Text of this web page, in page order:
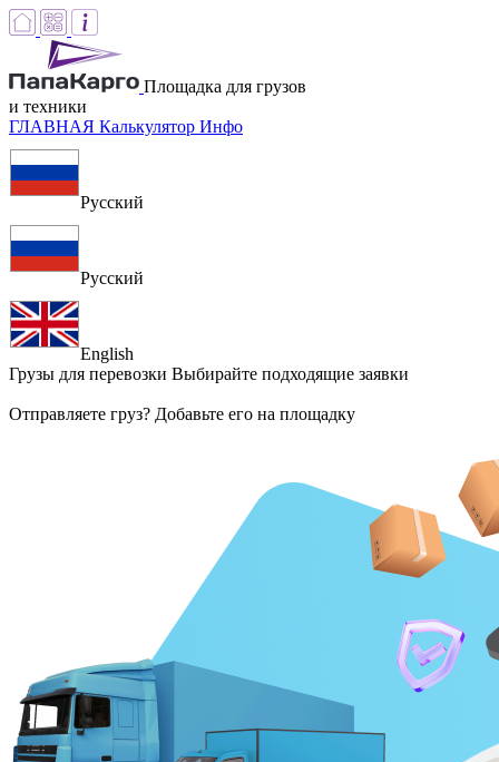
Площадка для грузов
и техники
ГЛАВНАЯ Калькулятор Инфо
Русский
Русский
English
Грузы для перевозки Выбирайте подходящие заявки
Отправляете груз? Добавьте его на площадку